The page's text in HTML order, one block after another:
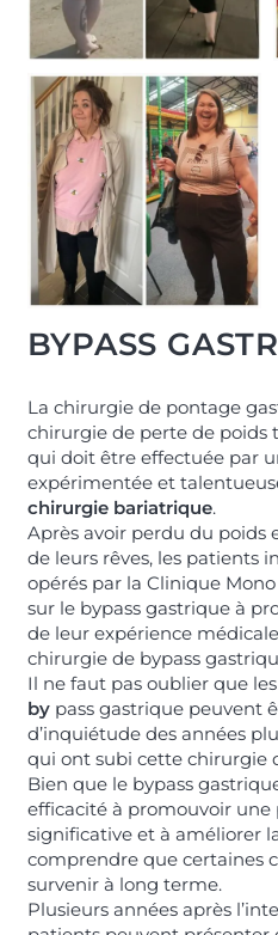
BYPASS
La chirurgie de pontage
chirurgie de perte de poids
qui doit être effectuée par
expérimentée et
chirurgie bariatrique.
Après avoir perdu du poids
de leurs rêves, les patients
opérés par la Clinique
sur le bypass gastrique à
de leur expérience
chirurgie de bypass
Il ne faut pas oublier que les
bypass gastrique peuvent
d’inquiétude des années
qui ont subi cette chirurgie
Bien que le bypass
efficacité à promouvoir une
significative et à améliorer
comprendre que certaines
survenir à long terme.
Plusieurs années après